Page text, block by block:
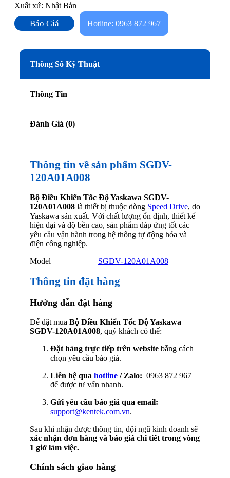
Xuất xứ: Nhật Bản
Báo Giá Hotline: 0963 872 967
Thông Số Kỹ Thuật
Thông Tin
Đánh Giá (0)
Thông tin về sản phẩm SGDV-
120A01A008
Bộ Điều Khiển Tốc Độ Yaskawa SGDV-
120A01A008 là thiết bị thuộc dòng Speed Drive, do
Yaskawa sản xuất. Với chất lượng ổn định, thiết kế
hiện đại và độ bền cao, sản phẩm đáp ứng tốt các
yêu cầu vận hành trong hệ thống tự động hóa và
điện công nghiệp.
Model
SGDV-120A01A008
Thông tin đặt hàng
Hướng dẫn đặt hàng
Để đặt mua Bộ Điều Khiển Tốc Độ Yaskawa
SGDV-120A01A008, quý khách có thể:
Đặt hàng trực tiếp trên website bằng cách
chọn yêu cầu báo giá.
Liên hệ qua hotline / Zalo: 0963 872 967
để được tư vấn nhanh.
Gửi yêu cầu báo giá qua email:
support@kentek.com.vn.
Sau khi nhận được thông tin, đội ngũ kinh doanh sẽ
xác nhận đơn hàng và báo giá chi tiết trong vòng
1 giờ làm việc.
Chính sách giao hàng